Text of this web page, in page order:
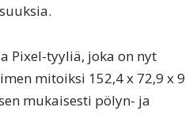
Pixel-tyyliä, joka on nyt
mitoiksi 152,4 x 72,9 x 9
mukaisesti pölyn- ja